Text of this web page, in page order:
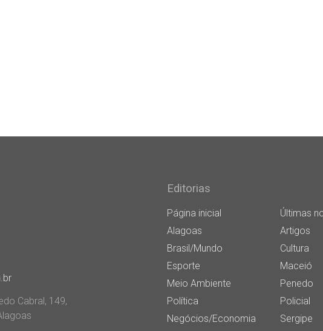
Cabral, 149,
Editorias
Página inicial
Últimas
Alagoas
Artigos
Brasil/Mundo
Cultura
Esporte
Maceió
Meio Ambiente
Penedo
Política
Policial
Negócios/Economia
Sergipe